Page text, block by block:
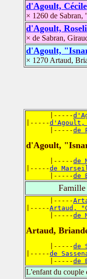
d'Agoult, Cécile
× 1260 de Sabran,
d'Agoult,
× de Sabran,
d'Agoult,
× 1270 Artaud,
      |-----
|-----
      |-----
de
d'Agoult,
      |-----
de
|-----de
      |-----
de
Famille
      |-----
|-----Artaud,
      |-----
de
Artaud,
      |-----
de
|-----de
      |-----
de
L'enfant du couple